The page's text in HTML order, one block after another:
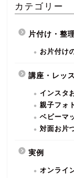
カテゴリー
片付け・整
お片付け
講座・レッ
インスタ
親子フォ
ベビーマ
対面お片
実例
オンライ